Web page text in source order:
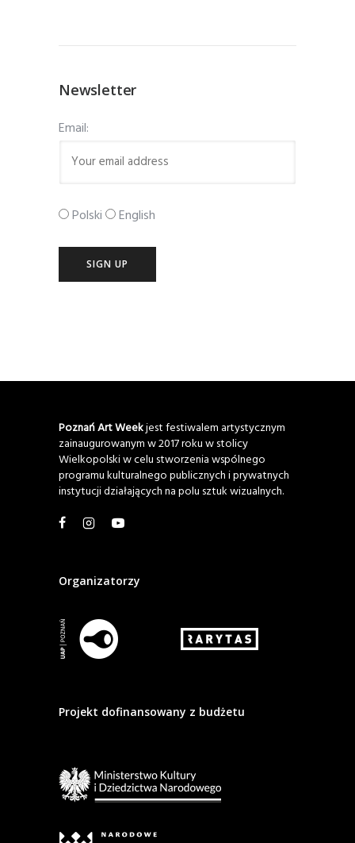
Newsletter
Email:
Polski English
Poznań Art Weekjest festiwalem artystycznym
zainaugurowanym w 2017 roku w stolicy
Wielkopolski w celu stworzenia wspólnego
programu kulturalnego publicznych i prywatnych
instytucji działających na polu sztuk wizualnych.
Organizatorzy
Projekt dofinansowany z budżetu